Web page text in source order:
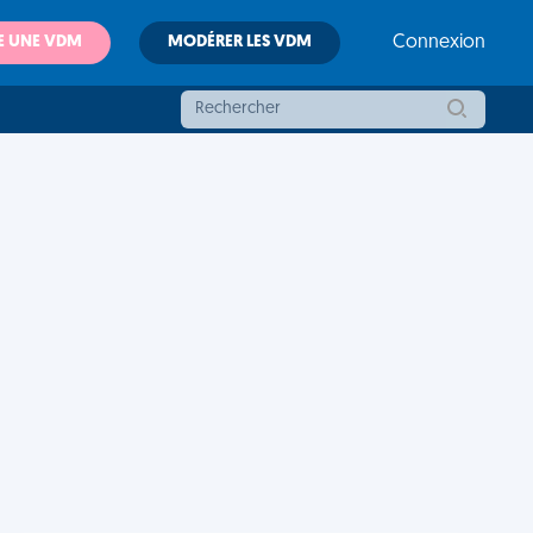
UNE VDM MODÉRER LES VDM Connexion